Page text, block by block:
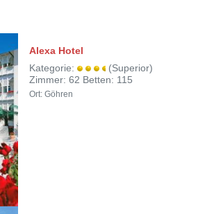
Alexa Hotel
Kategorie:
(Superior)
Zimmer: 62 Betten: 115
Ort: Göhren